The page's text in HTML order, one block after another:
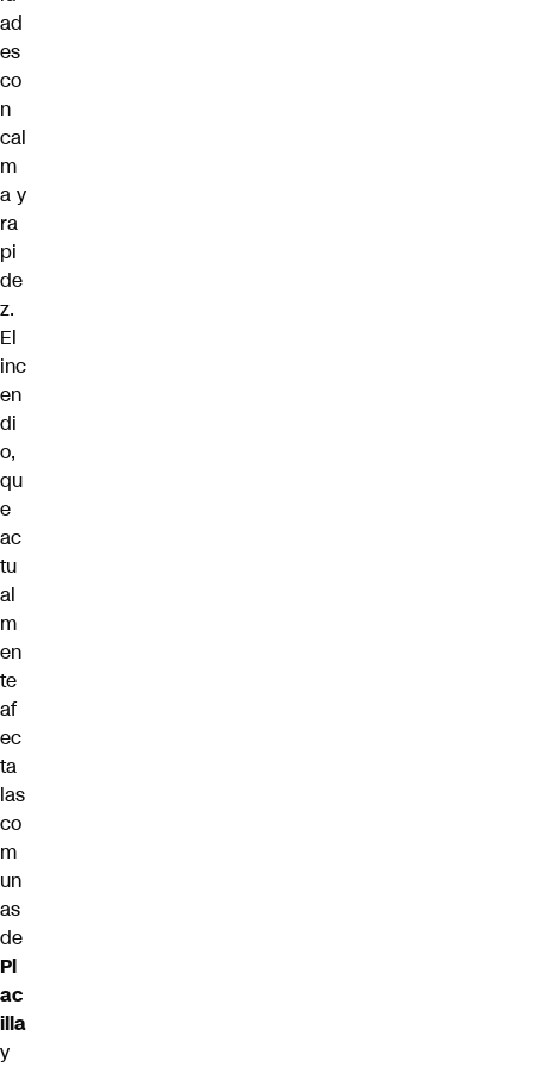
ad
es
co
n
cal
m
a y
ra
pi
de
z.
El
inc
en
di
o,
qu
e
ac
tu
al
m
en
te
af
ec
ta
las
co
m
un
as
de
Pl
ac
illa
y